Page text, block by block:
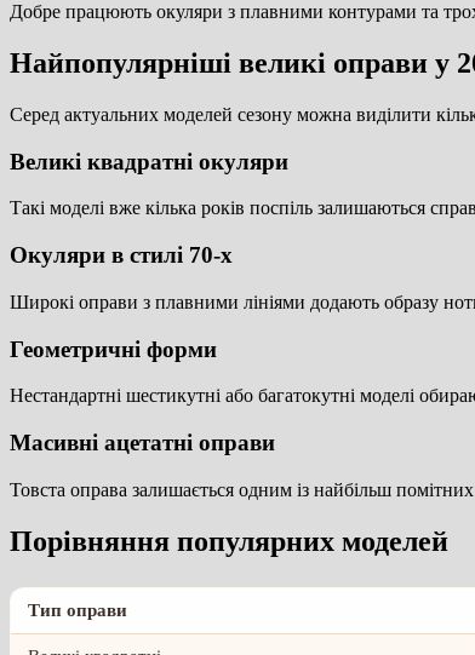
Добре працюють окуляри з плавними контурами та
Найпопулярніші великі оправи у
Серед актуальних моделей сезону можна виділити
Великі квадратні окуляри
Такі моделі вже кілька років поспіль залишаються
Окуляри в стилі 70-х
Широкі оправи з плавними лініями додають образу
Геометричні форми
Нестандартні шестикутні або багатокутні моделі
Масивні ацетатні оправи
Товста оправа залишається одним із найбільш помітних
Порівняння популярних моделей
Тип оправи